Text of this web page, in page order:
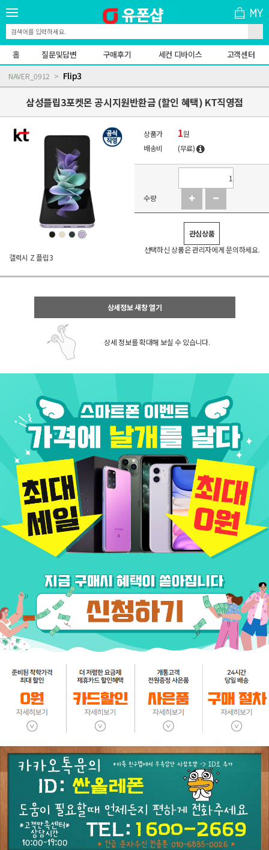
홈 질문및답변 구매후기 세컨 디바이스 고객센터
NAVER_0912 Flip3
삼성플립3포켓몬 공시지원반환금 (할인 혜택) KT직영점
갤럭시 Z 플립3
상품가 1원
배송비
(무료)
수량
관심상품
선택하신 상품은 관리자에게 문의하세요.
상세정보 새창 열기
상세 정보를 확대해 보실 수 있습니다.